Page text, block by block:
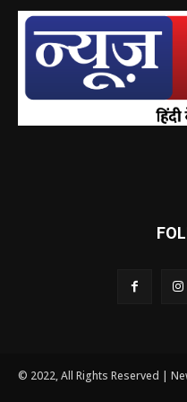
© 2022, All Rights Reserved |